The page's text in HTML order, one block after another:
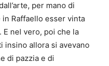
per mano di
Raffaello esser vinta
E nel vero, poi che la
insino allora si avevano
di pazzia e di